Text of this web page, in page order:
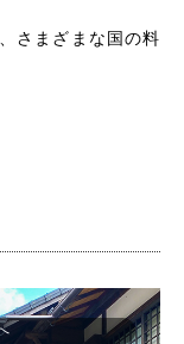
さまざまな国の料